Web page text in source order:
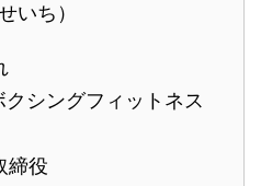
いち）
シングフィットネス
締役